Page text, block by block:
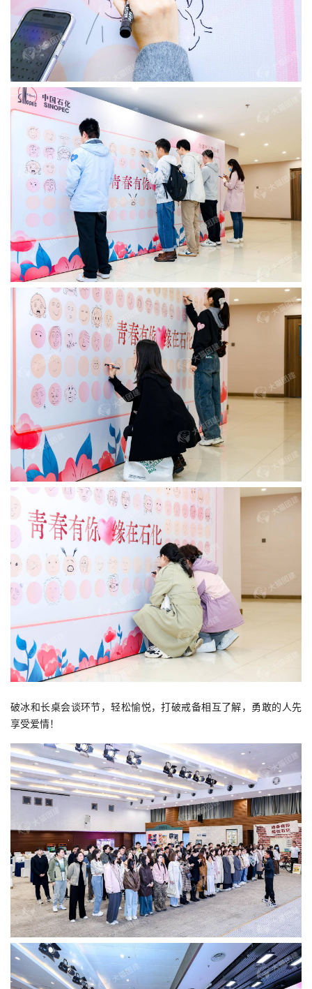
破冰和长桌会谈环节，轻松愉悦，打破戒备相互了解，勇敢的人先
享受爱情！